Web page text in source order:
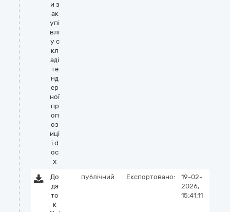
и з
ак
упі
влі
у с
кл
аді
те
нд
ер
ної
пр
оп
оз
иці
ї.d
oc
x
До
да
то
к
публічний Експортовано:
19-02-
2026,
15:41:11